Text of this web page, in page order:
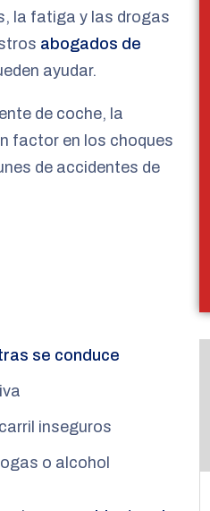
la fatiga y las drogas
abogados de
ayudar.
de coche, la
factor en los choques
de accidentes de
se conduce
inseguros
o alcohol